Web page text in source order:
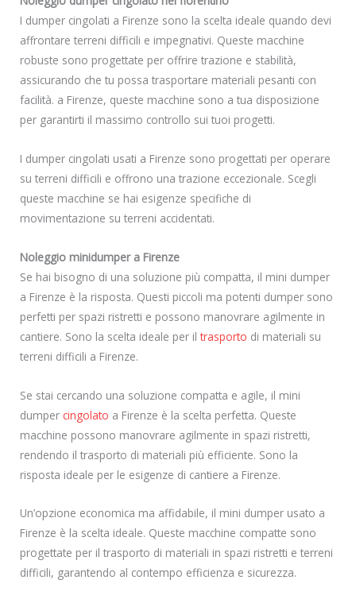
I dumper cingolati a Firenze sono la scelta ideale quando devi
affrontare terreni difficili e impegnativi. Queste macchine
robuste sono progettate per offrire trazione e stabilità,
assicurando che tu possa trasportare materiali pesanti con
facilità. a Firenze, queste macchine sono a tua disposizione
per garantirti il massimo controllo sui tuoi progetti.
I dumper cingolati usati a Firenze sono progettati per operare
su terreni difficili e offrono una trazione eccezionale. Scegli
queste macchine se hai esigenze specifiche di
movimentazione su terreni accidentati.
Noleggio minidumper a Firenze
Se hai bisogno di una soluzione più compatta, il mini dumper
a Firenze è la risposta. Questi piccoli ma potenti dumper sono
perfetti per spazi ristretti e possono manovrare agilmente in
cantiere. Sono la scelta ideale per iltrasporto di materiali su
terreni difficili a Firenze.
Se stai cercando una soluzione compatta e agile, il mini
dumper cingolato a Firenze è la scelta perfetta. Queste
macchine possono manovrare agilmente in spazi ristretti,
rendendo il trasporto di materiali più efficiente. Sono la
risposta ideale per le esigenze di cantiere a Firenze.
Un’opzione economica ma affidabile, il mini dumper usato a
Firenze è la scelta ideale. Queste macchine compatte sono
progettate per il trasporto di materiali in spazi ristretti e terreni
difficili, garantendo al contempo efficienza e sicurezza.